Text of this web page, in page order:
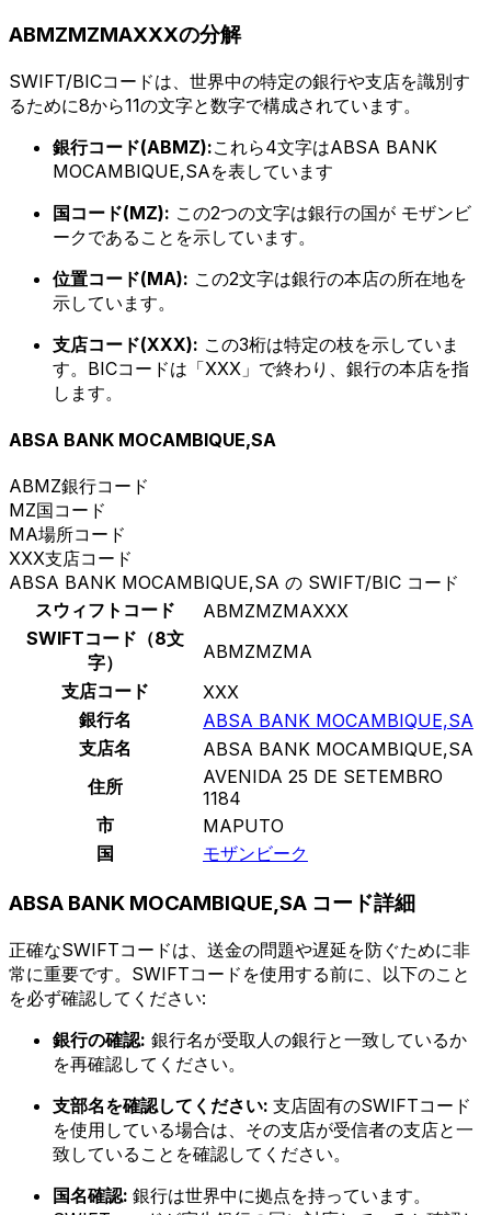
ABMZMZMAXXXの分解
SWIFT/BICコードは、世界中の特定の銀行や支店を識別す
るために8から11の文字と数字で構成されています。
銀行コード(ABMZ):これら4文字はABSA BANK
MOCAMBIQUE,SAを表しています
国コード(MZ): この2つの文字は銀行の国が モザンビ
ークであることを示しています。
位置コード(MA): この2文字は銀行の本店の所在地を
示しています。
支店コード(XXX): この3桁は特定の枝を示していま
す。BICコードは「XXX」で終わり、銀行の本店を指
します。
ABSA BANK MOCAMBIQUE,SA
ABMZ銀行コード
MZ国コード
MA場所コード
XXX支店コード
ABSA BANK MOCAMBIQUE,SA の SWIFT/BIC コード
スウィフトコード
ABMZMZMAXXX
SWIFTコード（8文
字）
ABMZMZMA
支店コード
XXX
銀行名
ABSA BANK MOCAMBIQUE,SA
支店名
ABSA BANK MOCAMBIQUE,SA
住所
AVENIDA 25 DE SETEMBRO
1184
市
MAPUTO
国
モザンビーク
ABSA BANK MOCAMBIQUE,SA コード詳細
正確なSWIFTコードは、送金の問題や遅延を防ぐために非
常に重要です。SWIFTコードを使用する前に、以下のこと
を必ず確認してください:
銀行の確認: 銀行名が受取人の銀行と一致しているか
を再確認してください。
支部名を確認してください: 支店固有のSWIFTコード
を使用している場合は、その支店が受信者の支店と一
致していることを確認してください。
国名確認: 銀行は世界中に拠点を持っています。